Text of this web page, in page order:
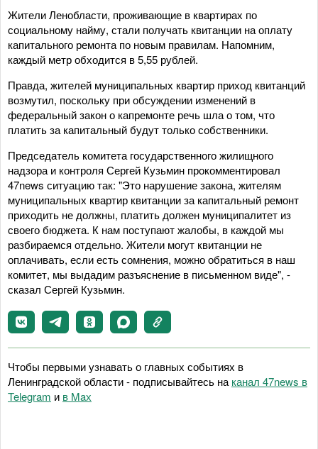
Жители Ленобласти, проживающие в квартирах по
социальному найму, стали получать квитанции на оплату
капитального ремонта по новым правилам. Напомним,
каждый метр обходится в 5,55 рублей.
Правда, жителей муниципальных квартир приход квитанций
возмутил, поскольку при обсуждении изменений в
федеральный закон о капремонте речь шла о том, что
платить за капитальный будут только собственники.
Председатель комитета государственного жилищного
надзора и контроля Сергей Кузьмин прокомментировал
47news ситуациютак: "Это нарушение закона, жителям
муниципальных квартир квитанции за капитальный ремонт
приходить не должны, платить должен муниципалитет из
своего бюджета. К нам поступают жалобы, в каждой мы
разбираемся отдельно. Жители могут квитанции не
оплачивать, если есть сомнения, можно обратиться в наш
комитет, мы выдадим разъяснение в письменном виде", -
сказал Сергей Кузьмин.
Чтобы первыми узнавать о главных событиях в
Ленинградской области - подписывайтесь на канал 47news в
Telegram и в Maх